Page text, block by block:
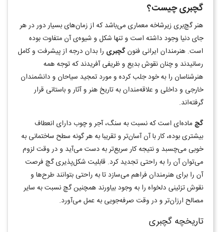
گچبری چیست؟
هنر گچ‌بری زیرشاخه معماری می‌باشد که از زمان‌های بسیار دور در هر
جای دنیا وجود داشته است و تنها شکل و شیوه‌ی آن متفاوت بوده
است. هنرمندان ایرانی فنونگچبری را بدان درجه از پیشرفت و کامل
رسانیدند و چنان نقوش بدیع و ظریفی آفریدند که توجه همه
هنرشناسان را به خود جلب کرده و مورد تمجید سیاحان و دانشمندان
خارجی و داخلی و علاقه‌مندان به تاریخ هنر و آثار و باستانی قرار
گرفته‌اند.
گچ ماده‌ای است که نسبت به سنگ، آجر و چوب دارای انعطاف
بیشتری بوده، کار با آن آسان‌تر و تقریبا به هر گونه سطح ساختمانی به
خوبی می‌چسبد و نتیجه کار سریع‌تر به دست می‌آید و در وقت لزوم
می‌توان آن را به راحتی تجدید کرد. قابلیت شکل‌پذیری گچ فرصت
آن را برای هنرمندان فراهم می‌سازد تا به راحتی بتوانند طرح‌ها و
نقوش تزئینی دلخواه را به وجود بیاورند همچنین گچ نسبت به سایر
مصالح ارزان‌تر و در وقت صرفه‌جویی به عمل می‌آورد.
تاریخچه گچبری